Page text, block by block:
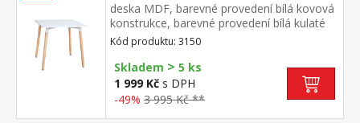
deska MDF, barevné provedení bílá kovová
konstrukce, barevné provedení bílá kulaté
nohy, materiál masiv buk nastavitelné
plastové kluzáky s pochromovanou krytkou
Kód produktu: 3150
Skladem > 5 ks
1 999 Kč s DPH
-49% 3 995 Kč **